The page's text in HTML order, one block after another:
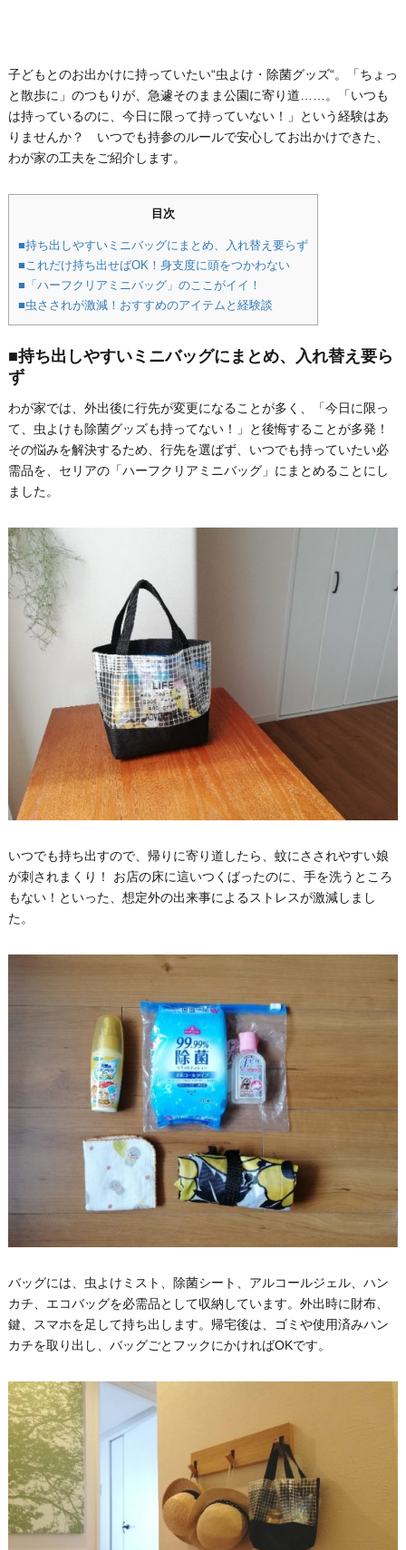
子どもとのお出かけに持っていたい“虫よけ・除菌グッズ“。「ちょっ
と散歩に」のつもりが、急遽そのまま公園に寄り道……。「いつも
は持っているのに、今日に限って持っていない！」という経験はあ
りませんか？ いつでも持参のルールで安心してお出かけできた、
わが家の工夫をご紹介します。
目次
■持ち出しやすいミニバッグにまとめ、入れ替え要らず
■これだけ持ち出せばOK！身支度に頭をつかわない
■「ハーフクリアミニバッグ」のここがイイ！
■虫さされが激減！おすすめのアイテムと経験談
■持ち出しやすいミニバッグにまとめ、入れ替え要ら
ず
わが家では、外出後に行先が変更になることが多く、「今日に限っ
て、虫よけも除菌グッズも持ってない！」と後悔することが多発！
その悩みを解決するため、行先を選ばず、いつでも持っていたい必
需品を、セリアの「ハーフクリアミニバッグ」にまとめることにし
ました。
いつでも持ち出すので、帰りに寄り道したら、蚊にさされやすい娘
が刺されまくり！ お店の床に這いつくばったのに、手を洗うところ
もない！といった、想定外の出来事によるストレスが激減しまし
た。
バッグには、虫よけミスト、除菌シート、アルコールジェル、ハン
カチ、エコバッグを必需品として収納しています。外出時に財布、
鍵、スマホを足して持ち出します。帰宅後は、ゴミや使用済みハン
カチを取り出し、バッグごとフックにかければOKです。